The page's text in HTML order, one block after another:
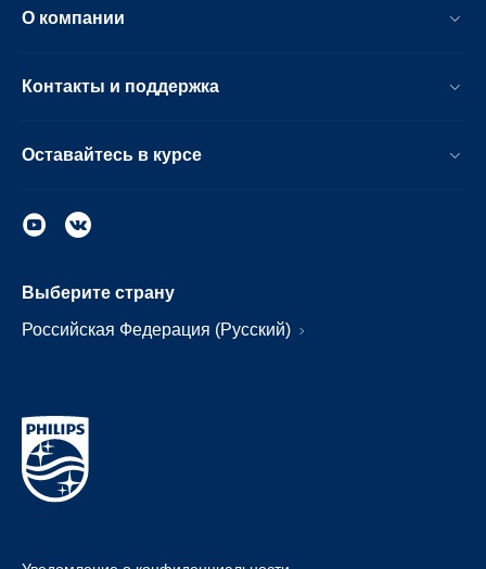
О компании
Контакты и поддержка
Оставайтесь в курсе
Выберите страну
Российская Федерация (Русский)